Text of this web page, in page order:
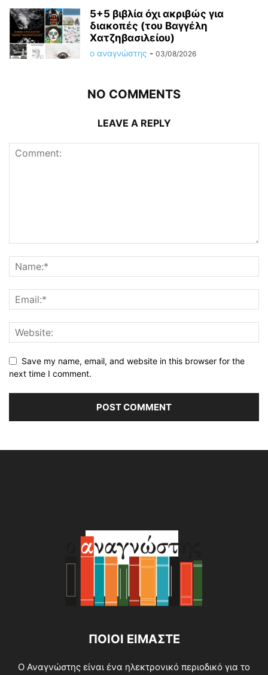
5+5 βιβλία όχι ακριβώς για
διακοπές (του Βαγγέλη
Χατζηβασιλείου)
ο αναγνώστης - 03/08/2026
NO COMMENTS
LEAVE A REPLY
Save my name, email, and website in this browser for the
next time I comment.
ΠΟΙΟΙ ΕΙΜΑΣΤΕ
O Αναγνώστης είναι ένα ηλεκτρονικό περιοδικό για το